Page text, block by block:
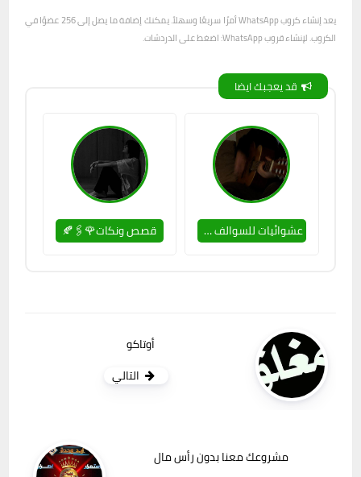
يعد إنشاء كروب WhatsApp أمرًا سريعًا وسهلاً. يمكنك إضافة ما يصل إلى 256 عضوًا في
الكروب. لإنشاء قروب WhatsApp: اضغط على الدردشات.
قد يعجبك ايضا
عشوائيات للسوالف 🍓 قصص ونكات🌹🖇️🍂
أوتاكو
التالي
مشروعك معنا بدون رأس مال